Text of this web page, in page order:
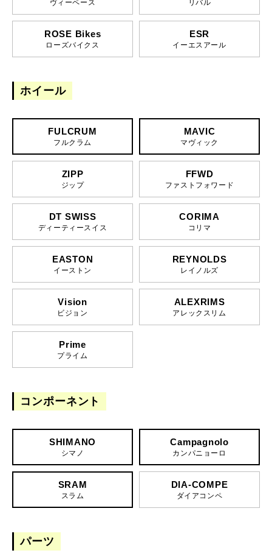
ヴィーペース リバル
ROSE Bikes
ローズバイクス
ESR
イーエスアール
ホイール
FULCRUM
フルクラム
MAVIC
マヴィック
ZIPP
ジップ
FFWD
ファストフォワード
DT SWISS
ディーティースイス
CORIMA
コリマ
EASTON
イーストン
REYNOLDS
レイノルズ
Vision
ビジョン
ALEXRIMS
アレックスリム
Prime
プライム
コンポーネント
SHIMANO
シマノ
Campagnolo
カンパニョーロ
SRAM
スラム
DIA-COMPE
ダイアコンペ
パーツ